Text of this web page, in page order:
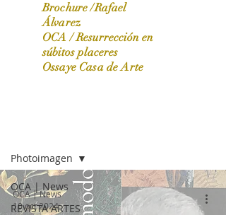
OCA|News 31 / Marzo-Abril / 2024
Brochure /Rafael
Álvarez
OCA /Resurrección en
súbitos placeres
Ossaye Casa de Arte
OCA | News
REVISTA ARTES
Photoimagen
OCA | News
10 oct 2024